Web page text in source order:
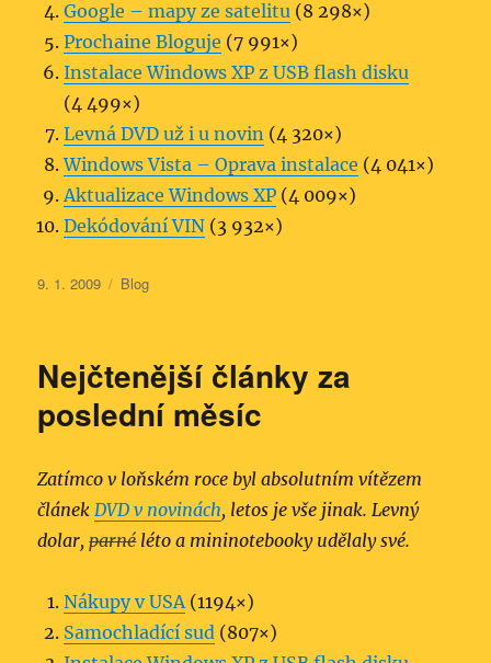
Google – mapy ze satelitu (8 298×)
Prochaine Bloguje (7 991×)
Instalace Windows XP z USB flash disku
(4 499×)
Levná DVD už i u novin (4 320×)
Windows Vista – Oprava instalace (4 041×)
Aktualizace Windows XP (4 009×)
Dekódování VIN (3 932×)
Publikováno:
9. 1. 2009 Rubriky:
Blog
Nejčtenější články za
poslední měsíc
Zatímco v loňském roce byl absolutním vítězem
článek DVD v novinách, letos je vše jinak. Levný
dolar,parnéléto a mininotebooky udělaly své.
Nákupy v USA (1194×)
Samochladící sud (807×)